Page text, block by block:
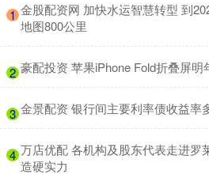
1 金股配资网 加快水运智慧转型 到
地图800公里
2 豪配投资 苹果iPhone Fold折叠屏
3 金景配资 银行间主要利率债收益率
4 万店优配 各机构及股东代表走进罗
造硬实力